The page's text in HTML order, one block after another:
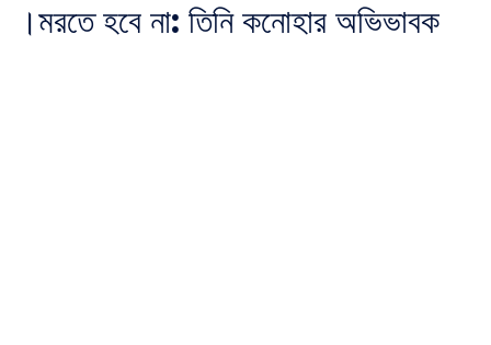
।মরতে হবে না: তিনি কনোহার অভিভাবক